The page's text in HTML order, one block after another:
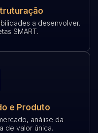
a desenvolver.
SMART.
e Produto
análise da
de valor única.